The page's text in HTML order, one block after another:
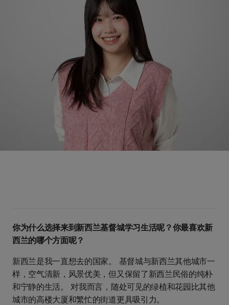
你为什么选择来到新西兰基督城学习生活呢？你最喜欢新
西兰的哪个方面呢？
新西兰是我一直想去的国家。 基督城与新西兰其他城市一
样，空气清新，风景优美，但又保留了新西兰民俗的纯朴
和宁静的生活。 对我而言，随处可见的绿植和花园比其他
城市的高楼大厦和繁忙的街道更具吸引力。